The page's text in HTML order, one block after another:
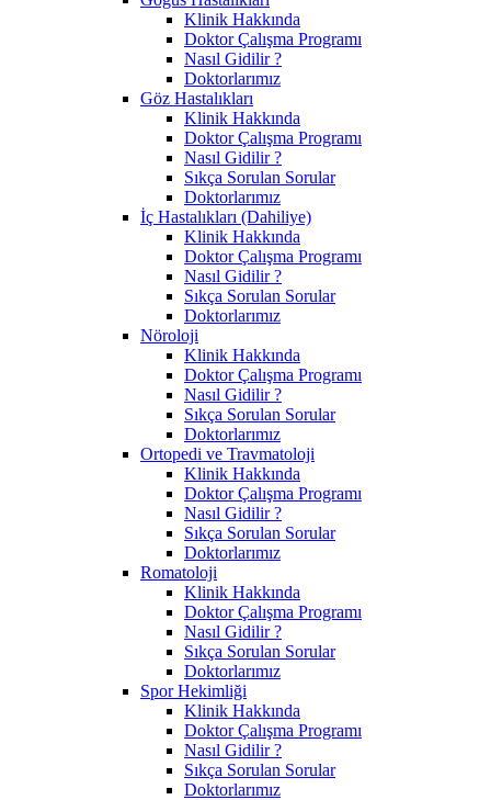
Klinik Hakkında
Doktor Çalışma Programı
Nasıl Gidilir ?
Doktorlarımız
Göz Hastalıkları
Klinik Hakkında
Doktor Çalışma Programı
Nasıl Gidilir ?
Sıkça Sorulan Sorular
Doktorlarımız
İç Hastalıkları (Dahiliye)
Klinik Hakkında
Doktor Çalışma Programı
Nasıl Gidilir ?
Sıkça Sorulan Sorular
Doktorlarımız
Nöroloji
Klinik Hakkında
Doktor Çalışma Programı
Nasıl Gidilir ?
Sıkça Sorulan Sorular
Doktorlarımız
Ortopedi ve Travmatoloji
Klinik Hakkında
Doktor Çalışma Programı
Nasıl Gidilir ?
Sıkça Sorulan Sorular
Doktorlarımız
Romatoloji
Klinik Hakkında
Doktor Çalışma Programı
Nasıl Gidilir ?
Sıkça Sorulan Sorular
Doktorlarımız
Spor Hekimliği
Klinik Hakkında
Doktor Çalışma Programı
Nasıl Gidilir ?
Sıkça Sorulan Sorular
Doktorlarımız